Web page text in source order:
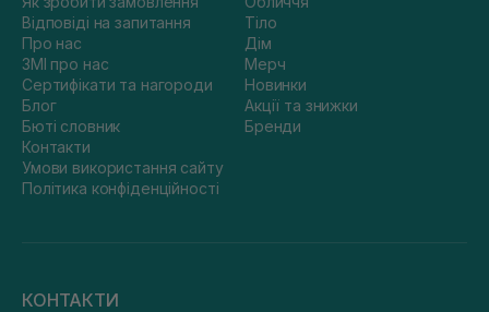
Відповіді на запитання
Про нас
ЗМІ про нас
Сертифікати та нагороди
Блог
Бюті словник
Контакти
Умови використання сайту
Політика конфіденційності
Тіло
Дім
Мерч
Новинки
Акції та знижки
Бренди
КОНТАКТИ